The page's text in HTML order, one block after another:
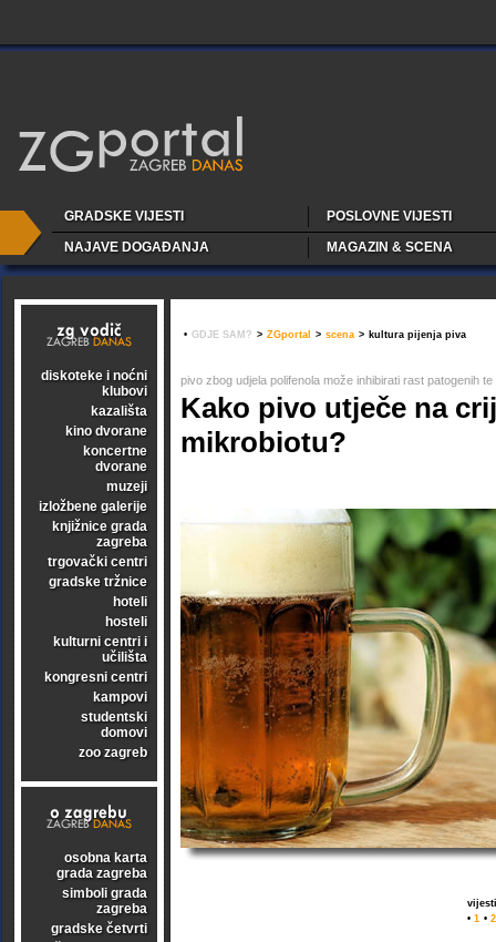
GRADSKE VIJESTI
POSLOVNE VIJESTI
NAJAVE DOGAĐANJA
MAGAZIN & SCENA
diskoteke i noćni
klubovi
kazališta
kino dvorane
koncertne
dvorane
muzeji
izložbene galerije
knjižnice grada
zagreba
trgovački centri
gradske tržnice
hoteli
hosteli
kulturni centri i
učilišta
kongresni centri
kampovi
studentski
domovi
zoo zagreb
osobna karta
grada zagreba
simboli grada
zagreba
gradske četvrti
• GDJE SAM? > ZGportal > scena > kultura pijenja piva
pivo zbog udjela polifenola može inhibirati rast patogenih
Kako pivo utječe na
mikrobiotu?
• 1 • 2